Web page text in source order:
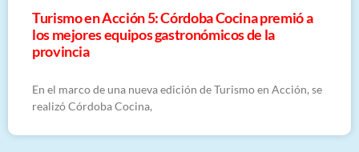
Turismo en Acción 5: Córdoba Cocina premió a
los mejores equipos gastronómicos de la
provincia
En el marco de una nueva edición de Turismo en Acción, se
realizó Córdoba Cocina,